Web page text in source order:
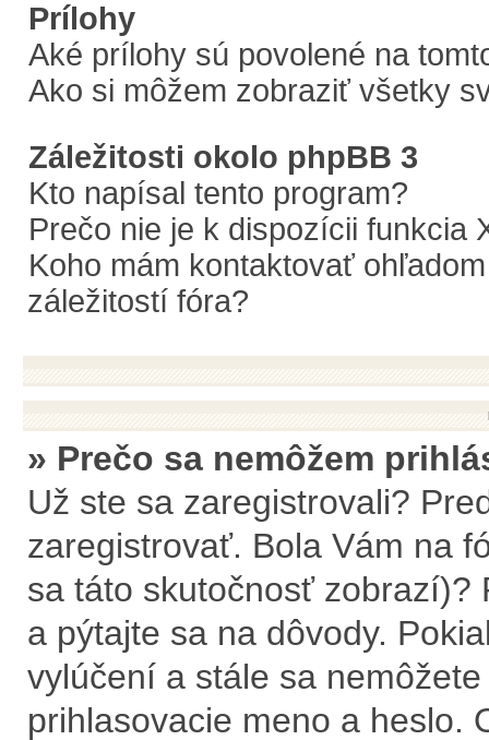
Prílohy
Aké prílohy sú povolené na
Ako si môžem zobraziť všetky
Záležitosti okolo phpBB 3
Kto napísal tento program?
Prečo nie je k dispozícii funkcia
Koho mám kontaktovať
záležitostí fóra?
» Prečo sa nemôžem
Už ste sa zaregistrovali?
zaregistrovať. Bola Vám na
sa táto skutočnosť zobrazí)?
a pýtajte sa na dôvody.
vylúčení a stále sa
prihlasovacie meno a heslo.